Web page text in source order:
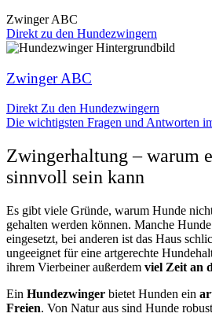
Zwinger ABC
Direkt zu den Hundezwingern
Zwinger ABC
Direkt Zu den Hundezwingern
Die wichtigsten Fragen und Antworten
Zwingerhaltung – warum
sinnvoll sein kann
Es gibt viele Gründe, warum Hunde
gehalten werden können. Manche
eingesetzt, bei anderen ist das Haus
ungeeignet für eine artgerechte
ihrem Vierbeiner außerdem viel Zeit an
Ein Hundezwinger bietet Hunden ein
Freien. Von Natur aus sind Hunde